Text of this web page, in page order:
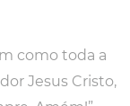
como toda a
Jesus Cristo,